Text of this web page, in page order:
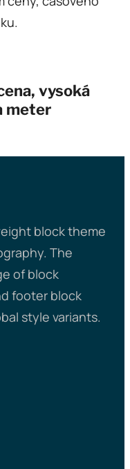
vysoká
meter
block theme
The
of block
footer block
style variants.